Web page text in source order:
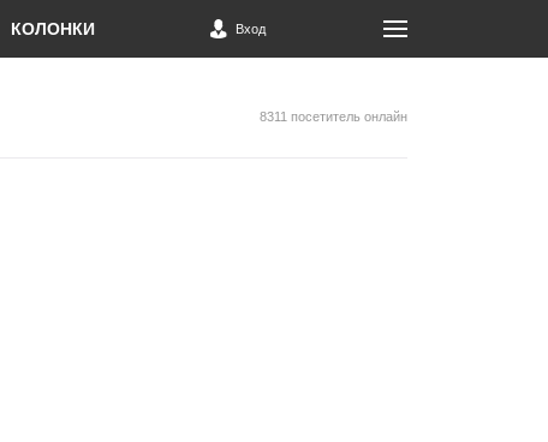
КОЛОНКИ Вход
8311 посетитель онлайн